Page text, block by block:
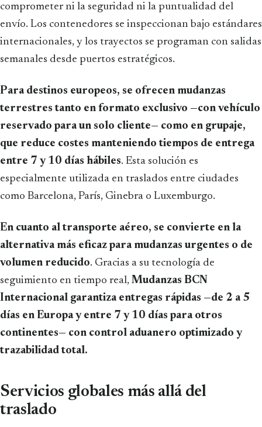
comprometer ni la seguridad ni la puntualidad del
envío. Los contenedores se inspeccionan bajo estándares
internacionales, y los trayectos se programan con salidas
semanales desde puertos estratégicos.
Para destinos europeos, se ofrecen mudanzas
terrestres tanto en formato exclusivo —con vehículo
reservado para un solo cliente— como en grupaje,
que reduce costes manteniendo tiempos de entrega
entre 7 y 10 días hábiles. Esta solución es
especialmente utilizada en traslados entre ciudades
como Barcelona, París, Ginebra o Luxemburgo.
En cuanto al transporte aéreo, se convierte en la
alternativa más eficaz para mudanzas urgentes o de
volumen reducido. Gracias a su tecnología de
seguimiento en tiempo real, Mudanzas BCN
Internacional garantiza entregas rápidas —de 2 a 5
días en Europa y entre 7 y 10 días para otros
continentes— con control aduanero optimizado y
trazabilidad total.
Servicios globales más allá del
traslado